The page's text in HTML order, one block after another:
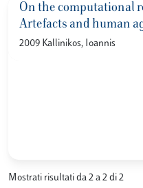
On the computational
Artefacts and human
2009 Kallinikos, Ioannis
Mostrati risultati da 2 a 2 di 2